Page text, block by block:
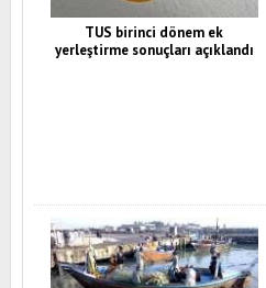
TUS birinci dönem ek
yerleştirme sonuçları açıklandı